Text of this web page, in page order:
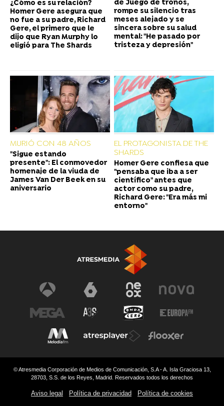
¿Cómo es su relación?
Homer Gere asegura que
no fue a su padre, Richard
Gere, el primero que le
dijo que Ryan Murphy lo
eligió para The Shards
de Juego de tronos,
rompe su silencio tras
meses alejado y se
sincera sobre su salud
mental: "He pasado por
tristeza y depresión"
MURIÓ CON 48 AÑOS
"Sigue estando
presente": El conmovedor
homenaje de la viuda de
James Van Der Beek en su
aniversario
EL PROTAGONISTA DE THE
SHARDS
Homer Gere confiesa que
"pensaba que iba a ser
científico" antes que
actor como su padre,
Richard Gere: "Era más mi
entorno"
© Atresmedia Corporación de Medios de Comunicación, S.A - A. Isla Graciosa 13,
28703, S.S. de los Reyes, Madrid. Reservados todos los derechos
Aviso legal Política de privacidad Política de cookies